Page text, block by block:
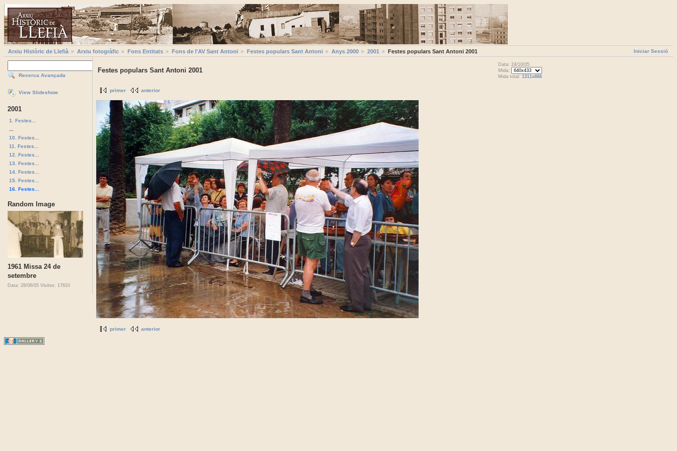
Iniciar Sessió
Arxiu Històric de Llefià Arxiu fotogràfic Fons Entitats Fons de l'AV Sant Antoni Festes populars Sant Antoni Anys 2000 2001 Festes populars Sant Antoni 2001
Recerca Avançada
View Slideshow
2001
1. Festes...
10. Festes...
11. Festes...
12. Festes...
13. Festes...
14. Festes...
15. Festes...
16. Festes...
Random Image
1961 Missa 24 de
setembre
Data: 28/06/05 Visites: 17810
Festes populars Sant Antoni 2001
Data: 24/10/05
Mida:
Mida total: 1311x886
primer anterior
primer anterior